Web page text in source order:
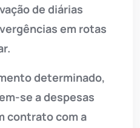
de diárias
em rotas
determinado,
se a despesas
contrato com a